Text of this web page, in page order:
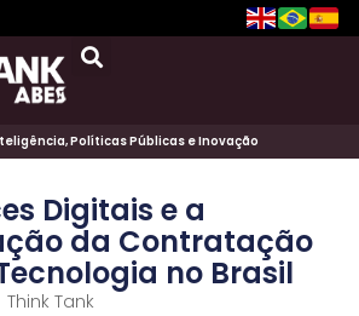
Políticas Públicas e Inovação
Digitais e a
da Contratação
no Brasil
Think Tank